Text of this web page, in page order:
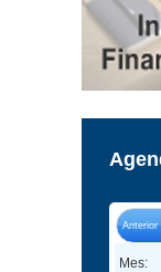
Anterior
Mes: